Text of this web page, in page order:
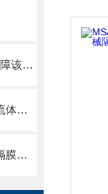
MSAF070机械隔膜计量泵出现故障该如何处理呢？
耐腐蚀计量泵：准确控制，守护流体传输安全
SEKO赛高MM2电机驱动计量泵隔膜更换步骤